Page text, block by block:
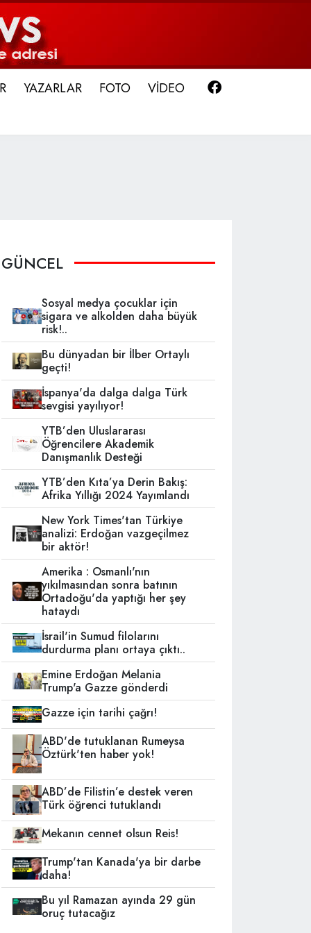
YAZARLAR FOTO VİDEO
GÜNCEL
Sosyal medya çocuklar için
sigara ve alkolden daha büyük
risk!..
Bu dünyadan bir İlber Ortaylı
geçti!
İspanya'da dalga dalga Türk
sevgisi yayılıyor!
YTB’den Uluslararası
Öğrencilere Akademik
Danışmanlık Desteği
YTB’den Kıta’ya Derin Bakış:
Afrika Yıllığı 2024 Yayımlandı
New York Times'tan Türkiye
analizi: Erdoğan vazgeçilmez
bir aktör!
Amerika : Osmanlı'nın
yıkılmasından sonra batının
Ortadoğu'da yaptığı her şey
hataydı
İsrail'in Sumud filolarını
durdurma planı ortaya çıktı..
Emine Erdoğan Melania
Trump'a Gazze gönderdi
Gazze için tarihi çağrı!
ABD'de tutuklanan Rumeysa
Öztürk'ten haber yok!
ABD’de Filistin’e destek veren
Türk öğrenci tutuklandı
Mekanın cennet olsun Reis!
Trump'tan Kanada'ya bir darbe
daha!
Bu yıl Ramazan ayında 29 gün
oruç tutacağız